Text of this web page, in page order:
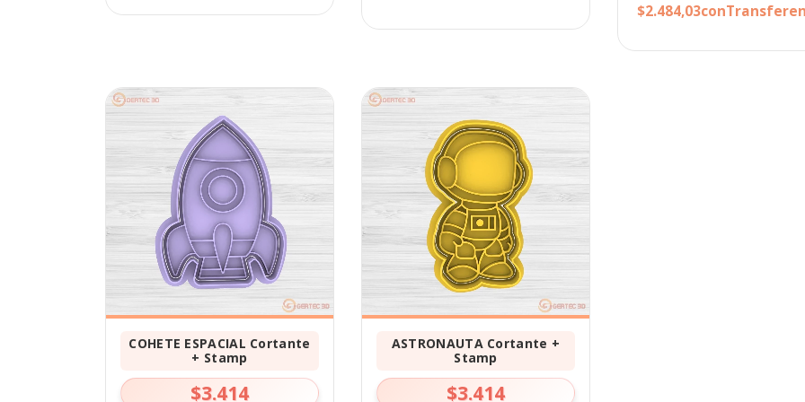
$2.484,03con
COHETE ESPACIAL Cortante
+ Stamp
$3.414
ASTRONAUTA Cortante +
Stamp
$3.414